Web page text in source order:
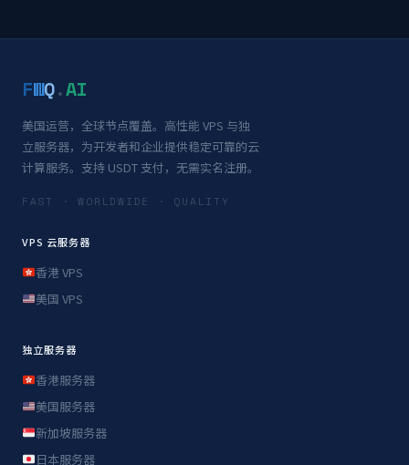
FWQ.AI
美国运营，全球节点覆盖。高性能 VPS 与独
立服务器，为开发者和企业提供稳定可靠的云
计算服务。支持 USDT 支付，无需实名注册。
FAST · WORLDWIDE · QUALITY
VPS 云服务器
香港 VPS
美国 VPS
独立服务器
香港服务器
美国服务器
新加坡服务器
日本服务器